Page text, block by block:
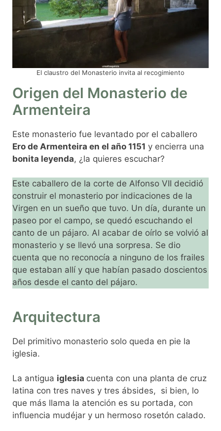
El claustro del Monasterio invita al recogimiento
Origen del Monasterio de
Armenteira
Este monasterio fue levantado por el caballero
Ero de Armenteira en el año 1151 y encierra una
bonita leyenda, ¿la quieres escuchar?
Este caballero de la corte de Alfonso VII decidió
construir el monasterio por indicaciones de la
Virgen en un sueño que tuvo. Un día, durante un
paseo por el campo, se quedó escuchando el
canto de un pájaro. Al acabar de oírlo se volvió al
monasterio y se llevó una sorpresa. Se dio
cuenta que no reconocía a ninguno de los frailes
que estaban allí y que habían pasado doscientos
años desde el canto del pájaro.
Arquitectura
Del primitivo monasterio solo queda en pie la
iglesia.
La antigua iglesia cuenta con una planta de cruz
latina con tres naves y tres ábsides, si bien, lo
que más llama la atención es su portada, con
influencia mudéjar y un hermoso rosetón calado.